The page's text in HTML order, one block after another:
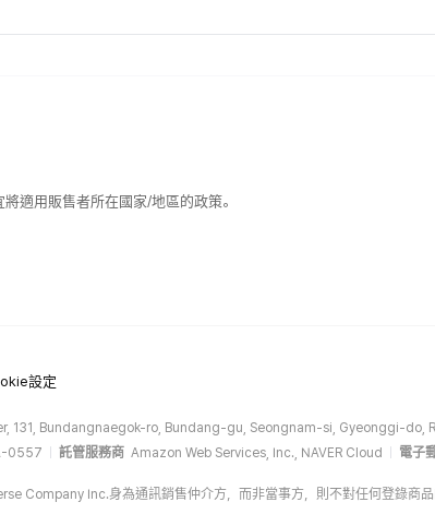
適用販售者所在國家/地區的政策。
設定
131, Bundangnaegok-ro, Bundang-gu, Seongnam-si, Gyeonggi-do,
0557 託管服務商 Amazon Web Services, Inc., NAVER Cloud 電子
Company Inc.身為通訊銷售仲介方，而非當事方，則不對任何登錄商品